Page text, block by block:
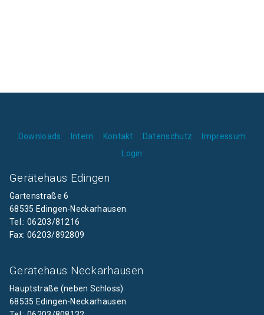
Downloads Intern Kontakt Datenschutz
Impressum
Login
Gerätehaus Edingen
Gartenstraße 6
68535 Edingen-Neckarhausen
Tel.: 06203/81216
Fax: 06203/892809
Gerätehaus Neckarhausen
Hauptstraße (neben Schloss)
68535 Edingen-Neckarhausen